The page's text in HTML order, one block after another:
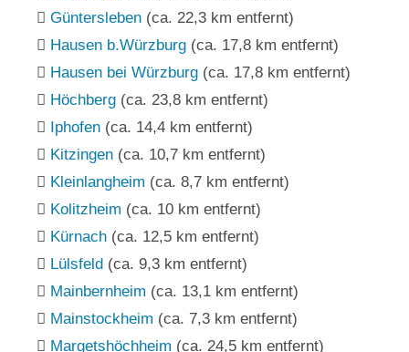
Güntersleben (ca. 22,3 km entfernt)
Hausen b.Würzburg (ca. 17,8 km entfernt)
Hausen bei Würzburg (ca. 17,8 km entfernt)
Höchberg (ca. 23,8 km entfernt)
Iphofen (ca. 14,4 km entfernt)
Kitzingen (ca. 10,7 km entfernt)
Kleinlangheim (ca. 8,7 km entfernt)
Kolitzheim (ca. 10 km entfernt)
Kürnach (ca. 12,5 km entfernt)
Lülsfeld (ca. 9,3 km entfernt)
Mainbernheim (ca. 13,1 km entfernt)
Mainstockheim (ca. 7,3 km entfernt)
Margetshöchheim (ca. 24,5 km entfernt)